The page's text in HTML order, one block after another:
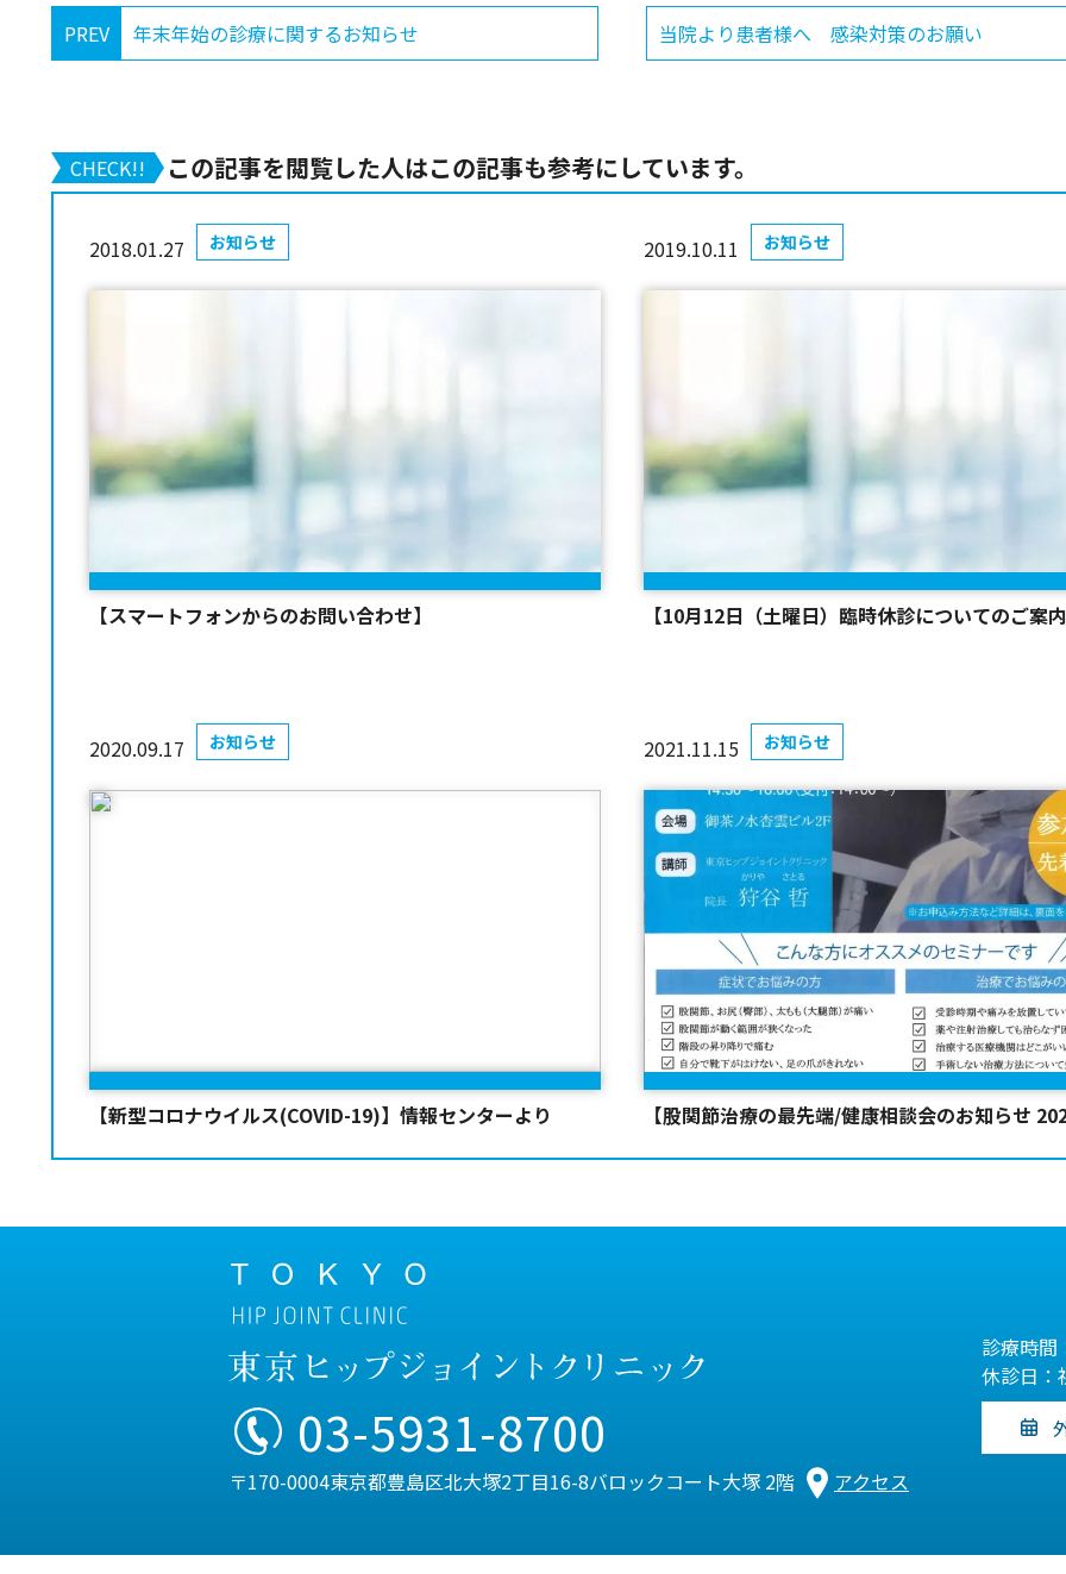
PREV 年末年始の診療に関するお知らせ 当院より患者様へ 感染対策のお願い
CHECK!! この記事を閲覧した人はこの記事も参考にしています。
2018.01.27 お知らせ
【スマートフォンからのお問い合わせ】
2019.10.11 お知らせ
【10月12日（土曜日）臨時休診についてのご案
2020.09.17 お知らせ
【新型コロナウイルス(COVID-19)】情報センターより
2021.11.15 お知らせ
【股関節治療の最先端/健康相談会のお知らせ
03-5931-8700
〒170-0004東京都豊島区北大塚2丁目16-8バロックコート大塚 2階 アクセス
診療時間
休診日：